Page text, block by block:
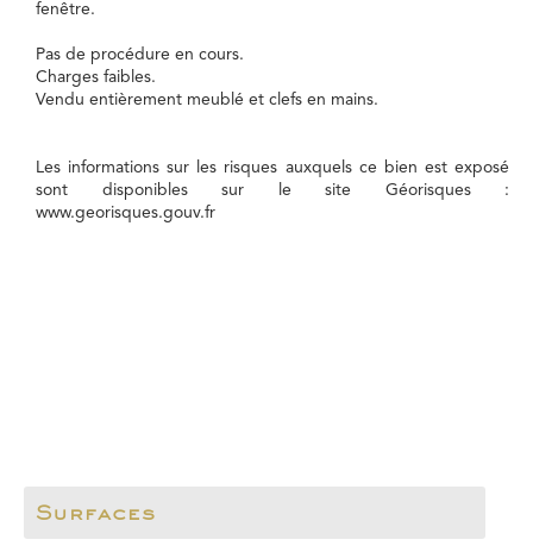
fenêtre.
Pas de procédure en cours.
Charges faibles.
Vendu entièrement meublé et clefs en mains.
Les informations sur les risques auxquels ce bien est exposé
sont disponibles sur le site Géorisques :
www.georisques.gouv.fr
Surfaces